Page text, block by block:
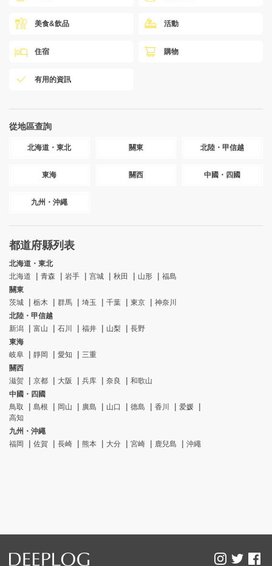
美食&飲品 活動
住宿 購物
有用的資訊
從地區查詢
北海道・東北 關東 北陸・甲信越
東海 關西 中國・四國
九州・沖繩
都道府縣列表
北海道・東北
北海道
青森 岩手 宫城 秋田 山形
福島
關東
茨城
栃木 群馬 埼玉 千葉 東京
神奈川
北陸・甲信越
新潟
富山 石川 福井 山梨
長野
東海
岐阜
靜岡 愛知
三重
關西
滋贺
京都 大阪 兵库 奈良
和歌山
中國・四國
鳥取
島根 岡山 廣島 山口 德島 香川
爱媛
高知
九州・沖繩
福岡
佐賀 長崎 熊本 大分 宮崎 鹿兒島 沖繩